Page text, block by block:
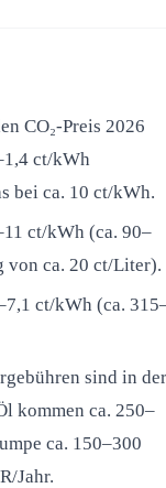
CO₂-Preis 2026
ct/kWh
bei ca. 10 ct/kWh.
ct/kWh (ca. 90–
von ca. 20 ct/Liter).
ct/kWh (ca.
sind in der
kommen ca. 250–
ca. 150–300
Jahr.